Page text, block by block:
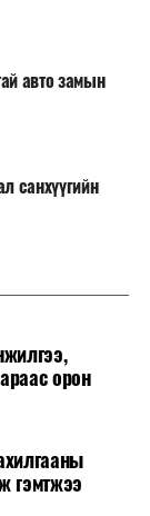
албан
арга
нөхцөл
эдгээр
юм.
авто замын
санхүүгийн
орон
гэмтжээ